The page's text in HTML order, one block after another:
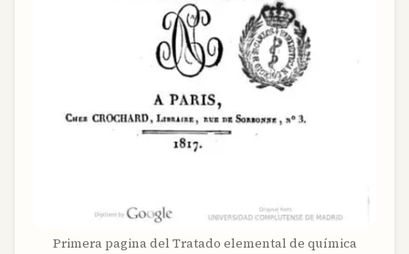
Primera pagina del Tratado elemental de química